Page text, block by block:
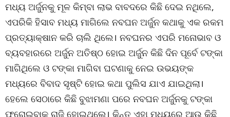
ମଧ୍ୟ ଅର୍ଜୁନକୁ ମୂଳ କିମ୍ବା ଲାଭ ବାବଦରେ କିଛି ଦେଇ ନଥିଲେ,
ଏପରିକି ହିସାବ ମଧ୍ୟ ମାଗିଲେ ନବଘନ ଅର୍ଜୁନ କଥାକୁ ଏକ ରକମ
ପ୍ରତ୍ୟାକ୍ଷାନ କରି ଚାଲି ଥିଲେ। ନବଘନର ଏପରି ମନୋଭାବ ଓ
ବ୍ୟବହାରରେ ଅର୍ଜୁନ ଅତିଷ୍ଠ ହୋଇ ଅର୍ଜୁନ କିଛି ଦିନ ପୂର୍ବେ ଟଙ୍କା
ମାଗିଥିଲେ ଓ ଟଙ୍କା ମାଗିବା ଘଟଣାକୁ ନେଇ ଉଭୟଙ୍କ
ମଧ୍ୟରେ ବିବାଦ ସୃଷ୍ଟି ହୋଇ କଥା ପୁଲିସ ଯାଏ ଯାଇଥିଲା।
ହେଲେ ସେଠାରେ କିଛି ବୁଝାମଣା ପରେ ନବଘନ ଅର୍ଜୁନକୁ ଟଙ୍କା
ଫରୋଇବାକୁ ରାଜି ହୋଇଥିଲେ। କିନ୍ତୁ ଏହା ମଧ୍ୟରେ ଆଉ କିଛି